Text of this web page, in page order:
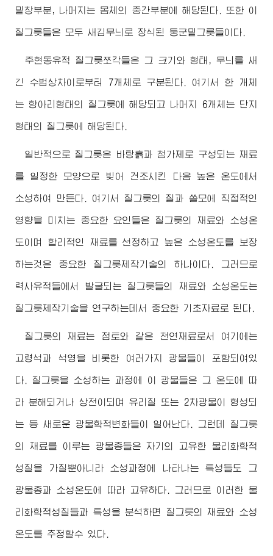
밑창부분, 나머지는 몸체의 중간부분에 해당된다. 또한 이
질그릇들은 모두 새김무늬로 장식된 둥군밑그릇들이다.
주현동유적 질그릇쪼각들은 그 크기와 형태, 무늬를 새
긴 수법상차이로부터 7개체로 구분된다. 여기서 한 개체
는 항아리형태의 질그릇에 해당되고 나머지 6개체는 단지
형태의 질그릇에 해당된다.
일반적으로 질그릇은 바탕흙과 첨가제로 구성되는 재료
를 일정한 모양으로 빚어 건조시킨 다음 높은 온도에서
소성하여 만든다. 여기서 질그릇의 질과 쓸모에 직접적인
영향을 미치는 중요한 요인들은 질그릇의 재료와 소성온
도이며 합리적인 재료를 선정하고 높은 소성온도를 보장
하는것은 중요한 질그릇제작기술의 하나이다. 그러므로
력사유적들에서 발굴되는 질그릇들의 재료와 소성온도는
질그릇제작기술을 연구하는데서 중요한 기초자료로 된다.
질그릇의 재료는 점토와 같은 천연재료로서 여기에는
고령석과 석영을 비롯한 여러가지 광물들이 포함되여있
다. 질그릇을 소성하는 과정에 이 광물들은 그 온도에 따
라 분해되거나 상전이되며 유리질 또는 2차광물이 형성되
는 등 새로운 광물학적변화들이 일어난다. 그런데 질그릇
의 재료를 이루는 광물종들은 자기의 고유한 물리화학적
성질을 가질뿐아니라 소성과정에 나타나는 특성들도 그
광물종과 소성온도에 따라 고유하다. 그러므로 이러한 물
리화학적성질들과 특성을 분석하면 질그릇의 재료와 소성
온도를 추정할수 있다.